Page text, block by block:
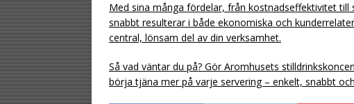
Med sina många fördelar, från kostnadseffektivitet
snabbt resulterar i både ekonomiska och
central, lönsam del av din verksamhet.
Så vad väntar du på? Gör Aromhusets
börja tjäna mer på varje servering – enkelt, snabbt